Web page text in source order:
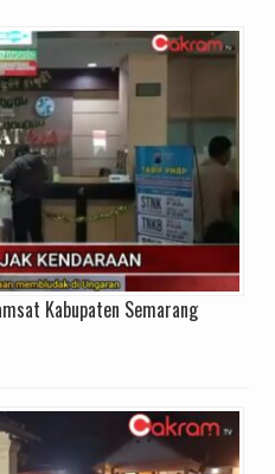
Kabupaten Semarang